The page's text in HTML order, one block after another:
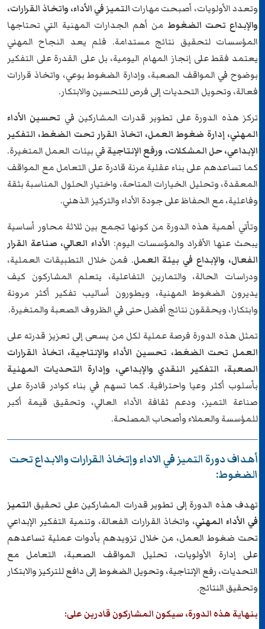
وتعدد الأولويات، أصبحت مهاراتالتميز في الأداء، واتخاذ القرارات،
والإبداع تحت الضغوطمن أهم الجدارات المهنية التي تحتاجها
المؤسسات لتحقيق نتائج مستدامة. فلم يعد النجاح المهني
يعتمد فقط على إنجاز المهام اليومية، بل على القدرة على التفكير
بوضوح في المواقف الصعبة، وإدارة الضغوط بوعي، واتخاذ قرارات
فعالة، وتحويل التحديات إلى فرص للتحسين والابتكار.
تركز هذه الدورة على تطوير قدرات المشاركين فيتحسين الأداء
المهني، إدارة ضغوط العمل، اتخاذ القرار تحت الضغط، التفكير
الإبداعي، حل المشكلات، ورفع الإنتاجيةفي بيئات العمل المتغيرة.
كما تساعدهم على بناء عقلية مرنة قادرة على التعامل مع المواقف
المعقدة، وتحليل الخيارات المتاحة، واختيار الحلول المناسبة بثقة
وفاعلية، مع الحفاظ على جودة الأداء والتركيز الذهني.
وتأتي أهمية هذه الدورة من كونها تجمع بين ثلاثة محاور أساسية
يبحث عنها الأفراد والمؤسسات اليوم:الأداء العالي، صناعة القرار
الفعال، والإبداع في بيئة العمل. فمن خلال التطبيقات العملية،
ودراسات الحالة، والتمارين التفاعلية، يتعلم المشاركون كيف
يديرون الضغوط المهنية، ويطورون أساليب تفكير أكثر مرونة
وابتكارا، ويحققون نتائج أفضل حتى في الظروف الصعبة والمتغيرة.
تمثل هذه الدورة فرصة عملية لكل من يسعى إلى تعزيز قدرته على
العمل تحت الضغط، تحسين الأداء والإنتاجية، اتخاذ القرارات
الصعبة، التفكير النقدي والإبداعي، وإدارة التحديات المهنية
بأسلوب أكثر وعيا واحترافية. كما تسهم في بناء كوادر قادرة على
صناعة التميز، ودعم ثقافة الأداء العالي، وتحقيق قيمة أكبر
للمؤسسة والعملاء وأصحاب المصلحة.
أهداف دورة التميز في الاداء وإتخاذ القرارات والابداع تحت
الضغوط:
تهدف هذه الدورة إلى تطوير قدرات المشاركين على تحقيقالتميز
في الأداء المهني، واتخاذ القرارات الفعالة، وتنمية التفكير الإبداعي
تحت ضغوط العمل، من خلال تزويدهم بأدوات عملية تساعدهم
على إدارة الأولويات، تحليل المواقف الصعبة، التعامل مع
التحديات، رفع الإنتاجية، وتحويل الضغوط إلى دافع للتركيز والابتكار
وتحقيق النتائج.
بنهاية هذه الدورة، سيكون المشاركون قادرين على: